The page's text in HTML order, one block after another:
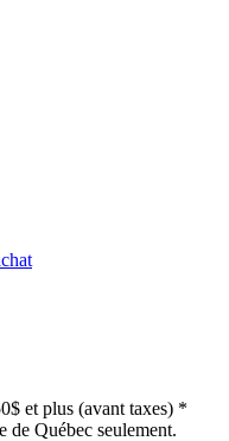
et plus (avant taxes) *
de Québec seulement.